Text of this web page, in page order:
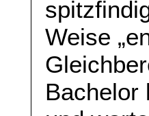
Weise
Bachelor